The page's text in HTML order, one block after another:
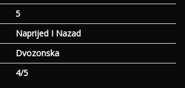
5
Naprijed I Nazad
Dvozonska
4/5